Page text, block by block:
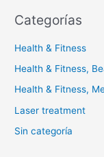
Categorías
Health & Fitness
Health & Fitness,
Health & Fitness,
Laser treatment
Sin categoría